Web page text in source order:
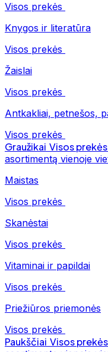
Visos prekės
Knygos ir literatūra
Visos prekės
Žaislai
Visos prekės
Antkakliai, petnešos,
Visos prekės
Graužikai Visos prekės
asortimentą vienoje
Maistas
Visos prekės
Skanėstai
Visos prekės
Vitaminai ir papildai
Visos prekės
Priežiūros priemonės
Visos prekės
Paukščiai Visos prekės